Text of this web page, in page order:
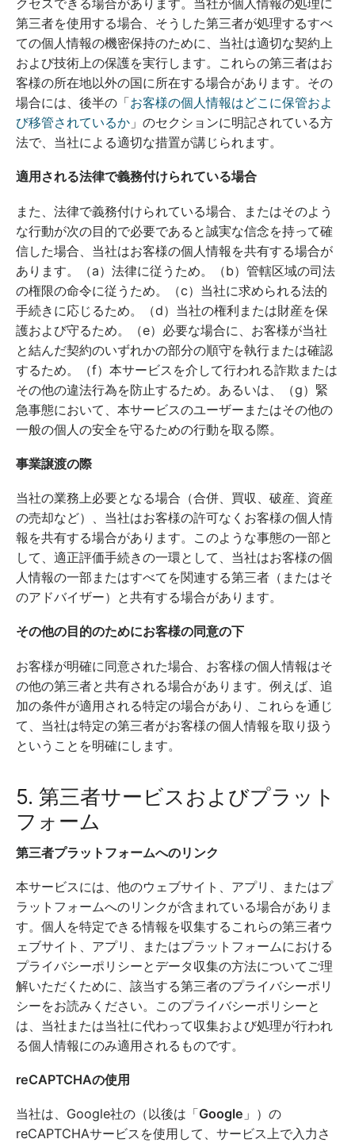
クセスできる場合があります。当社が個人情報の処理に
第三者を使用する場合、そうした第三者が処理するすべ
ての個人情報の機密保持のために、当社は適切な契約上
および技術上の保護を実行します。これらの第三者はお
客様の所在地以外の国に所在する場合があります。その
場合には、後半の「お客様の個人情報はどこに保管およ
び移管されているか 」のセクションに明記されている方
法で、当社による適切な措置が講じられます。
適用される法律で義務付けられている場合
また、法律で義務付けられている場合、またはそのよう
な行動が次の目的で必要であると誠実な信念を持って確
信した場合、当社はお客様の個人情報を共有する場合が
あります。（a）法律に従うため。（b）管轄区域の司法
の権限の命令に従うため。（c）当社に求められる法的
手続きに応じるため。（d）当社の権利または財産を保
護および守るため。（e）必要な場合に、お客様が当社
と結んだ契約のいずれかの部分の順守を執行または確認
するため。（f）本サービスを介して行われる詐欺または
その他の違法行為を防止するため。あるいは、（g）緊
急事態において、本サービスのユーザーまたはその他の
一般の個人の安全を守るための行動を取る際。
事業譲渡の際
当社の業務上必要となる場合（合併、買収、破産、資産
の売却など）、当社はお客様の許可なくお客様の個人情
報を共有する場合があります。このような事態の一部と
して、適正評価手続きの一環として、当社はお客様の個
人情報の一部またはすべてを関連する第三者（またはそ
のアドバイザー）と共有する場合があります。
その他の目的のためにお客様の同意の下
お客様が明確に同意された場合、お客様の個人情報はそ
の他の第三者と共有される場合があります。例えば、追
加の条件が適用される特定の場合があり、これらを通じ
て、当社は特定の第三者がお客様の個人情報を取り扱う
ということを明確にします。
5. 第三者サービスおよびプラット
フォーム
第三者プラットフォームへのリンク
本サービスには、他のウェブサイト、アプリ、またはプ
ラットフォームへのリンクが含まれている場合がありま
す。個人を特定できる情報を収集するこれらの第三者ウ
ェブサイト、アプリ、またはプラットフォームにおける
プライバシーポリシーとデータ収集の方法についてご理
解いただくために、該当する第三者のプライバシーポリ
シーをお読みください。このプライバシーポリシーと
は、当社または当社に代わって収集および処理が行われ
る個人情報にのみ適用されるものです。
reCAPTCHAの使用
当社は、Google社の（以後は「Google 」）の
reCAPTCHAサービスを使用して、サービス上で入力さ